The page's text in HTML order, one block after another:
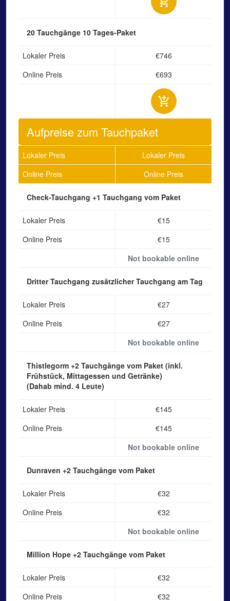
20 Tauchgänge 10 Tages-Paket
Lokaler Preis
€746
Online Preis
€693
Aufpreise zum Tauchpaket
Lokaler Preis
Lokaler Preis
Online Preis
Online Preis
Check-Tauchgang +1 Tauchgang vom Paket
Lokaler Preis
€15
Online Preis
€15
Not bookable online
Dritter Tauchgang zusätzlicher Tauchgang am Tag
Lokaler Preis
€27
Online Preis
€27
Not bookable online
Thistlegorm +2 Tauchgänge vom Paket (inkl.
Frühstück, Mittagessen und Getränke)
(Dahab mind. 4 Leute)
Lokaler Preis
€145
Online Preis
€145
Not bookable online
Dunraven +2 Tauchgänge vom Paket
Lokaler Preis
€32
Online Preis
€32
Not bookable online
Million Hope +2 Tauchgänge vom Paket
Lokaler Preis
€32
Online Preis
€32